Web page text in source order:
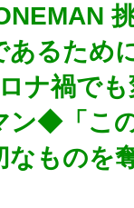
あるため
ナ禍でも
ン◆「こ
なものを